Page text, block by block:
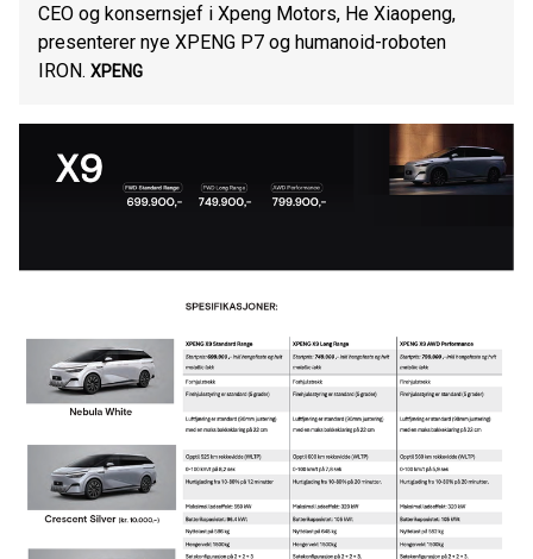
CEO og konsernsjef i Xpeng Motors, He Xiaopeng,
presenterer nye XPENG P7 og humanoid-roboten
IRON. XPENG